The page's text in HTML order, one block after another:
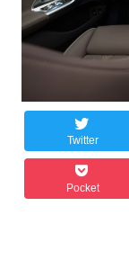
Twitter
Pocket